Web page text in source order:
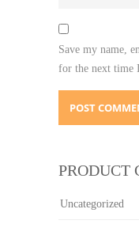
Save my name,
for the next time
PRODUCT
Uncategorized